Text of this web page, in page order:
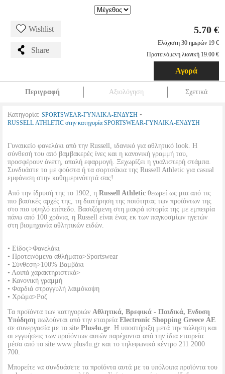
Wishlist
Share
5.70 €
Ελάχιστη 30 ημερών 19 €
Προτεινόμενη λιανική 19.00 €
Αγορά
Περιγραφή Αξιολόγηση Σχετικά
Κατηγορία: SPORTSWEAR-ΓΥΝΑΙΚΑ-ΕΝΔΥΣΗ •
RUSSELL ATHLETIC στην κατηγορία SPORTSWEAR-ΓΥΝΑΙΚΑ-ΕΝΔΥΣΗ
Γυναικείο φανελάκι από την Russell, ιδανικό για αθλητικό look. Η
σύνθεσή του από βαμβακερές ίνες και η κανονική γραμμή του,
προσφέρουν άνετη, απαλή εφαρμογή. Ξεχωρίζει η γυαλιστερή στάμπα.
Συνδυάστε το με φούστα ή τα σορτσάκια της Russell Athletic για casual
εμφάνιση στην καθημερινότητά σας!
Από την ίδρυσή της το 1902, η Russell Athletic θεωρεί ως μια από τις
πιο βασικές αρχές της, τη διατήρηση της ποιότητας των προϊόντων της
στο πιο υψηλό επίπεδο. Βασιζόμενη στη μακρά ιστορία της με εμπειρία
πάνω από 100 χρόνια, η Russell είναι ένας εκ των παγκοσμίων ηγετών
στη βιομηχανία αθλητικών ειδών.
• Είδος>Φανελάκι
• Προτεινόμενα αθλήματα>Sportswear
• Σύνθεση>100% Βαμβάκι
• Λοιπά χαρακτηριστικά>
• Κανονική γραμμή
• Φαρδιά στρογγυλή λαιμόκοψη
• Χρώμα>Ροζ
Τα προϊόντα των κατηγοριών Αθλητικά, Βρεφικά - Παιδικά, Ενδυση
Υπόδηση πωλούνται από την εταιρεία Electronic Shopping Greece ΑΕ
σε συνεργασία με το site Plus4u.gr. Η υποστήριξη μετά την πώληση και
οι εγγυήσεις των προϊόντων αυτών παρέχονται από την ίδια εταιρεία
μέσα από το site www.plus4u.gr και το τηλεφωνικό κέντρο 211 2000
700.
Μπορείτε να συνδυάσετε τα προϊόντα αυτά με τα υπόλοιπα προϊόντα του